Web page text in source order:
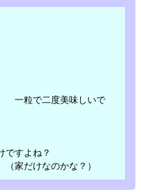
一粒で二度美味しいで
ですよね？
家だけなのかな？）